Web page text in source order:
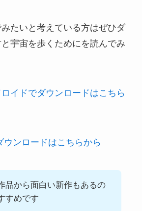
たいと考えている方はぜひダ
宇宙を歩くためにを読んでみ
イドでダウンロードはこちら
ウンロードはこちらから
品から面白い新作もあるの
すめです